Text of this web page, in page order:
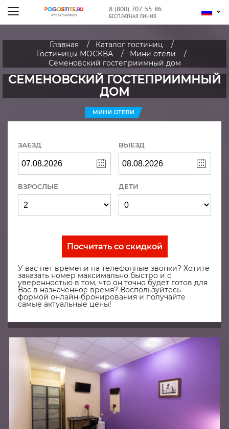
8 (800) 707-55-86
БЕСПЛАТНАЯ ЛИНИЯ
Главная
Каталог гостиниц
Гостиницы МОСКВА
Мини отели
Семеновский гостеприимный дом
СЕМЕНОВСКИЙ ГОСТЕПРИИМНЫЙ
ДОМ
МИНИ ОТЕЛИ
ЗАЕЗД ВЫЕЗД
ВЗРОСЛЫЕ ДЕТИ
Посчитать со скидкой
У вас нет времени на телефонные звонки? Хотите
заказать номер максимально быстро и с
уверенностью в том, что он точно будет готов для
Вас в назначенное время? Воспользуйтесь
формой онлайн-бронирования и получайте
самые актуальные цены!